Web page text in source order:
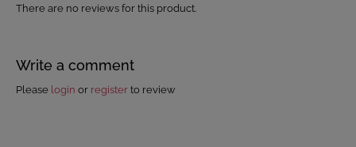
There are no reviews for this product.
Write a comment
Please login or register to review